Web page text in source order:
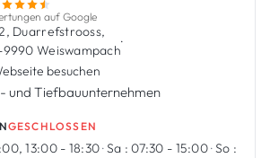
auf Google
Duarrefstrooss,
9990 Weiswampach
·
besuchen
und Tiefbauunternehmen
GESCHLOSSEN
13:00 - 18:30·Sa : 07:30 - 15:00·So :